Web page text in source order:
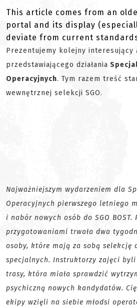
This article comes from an
portal and its display
deviate from current
Prezentujemy kolejny interesujący
przedstawiającego działania
Operacyjnych. Tym razem treść
wewnętrznej selekcji SGO.
Najważniejszym wydarzeniem dla
Operacyjnych pierwszego letniego
i nabór nowych osób do SGO BOST.
przygotowaniami trwała dwa
osoby, które mają za sobą selekcję
specjalnych. Instruktorzy zajęci byli
trasy, która miała sprawdzić
psychiczną nowych kandydatów.
ekipy wzięli na siebie młodsi